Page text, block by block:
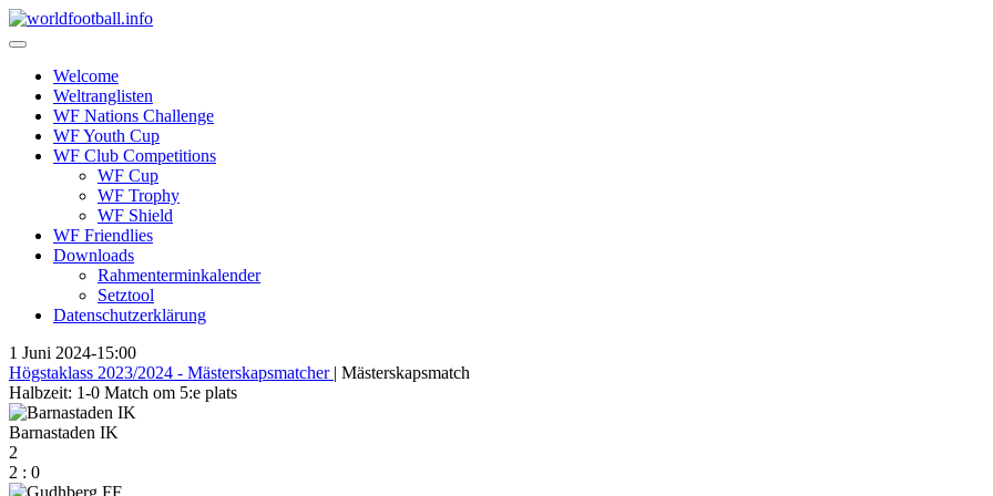
Skip
to
Welcome
Weltranglisten
WF Nations Challenge
WF Youth Cup
WF Club Competitions
WF Cup
WF Trophy
WF Shield
WF Friendlies
Downloads
Rahmenterminkalender
Setztool
Datenschutzerklärung
1 Juni 2024-15:00
Högstaklass 2023/2024 - Mästerskapsmatcher | Mästerskapsmatch
Halbzeit: 1-0 Match om 5:e plats
Barnastaden IK
2
2 : 0